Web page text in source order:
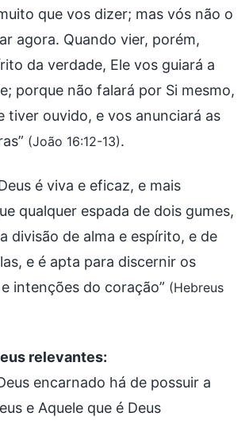
que vos dizer; mas vós não o
agora. Quando vier, porém,
da verdade, Ele vos guiará a
porque não falará por Si mesmo,
tiver ouvido, e vos anunciará as
(João 16:12-13).
é viva e eficaz, e mais
qualquer espada de dois gumes,
divisão de alma e espírito, e de
e é apta para discernir os
intenções do coração” (Hebreus
relevantes:
encarnado há de possuir a
e Aquele que é Deus